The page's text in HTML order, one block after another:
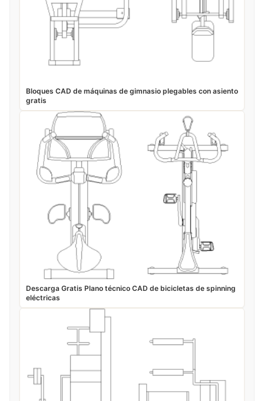
Bloques CAD de máquinas de gimnasio plegables con asiento
gratis
Descarga Gratis Plano técnico CAD de bicicletas de spinning
eléctricas